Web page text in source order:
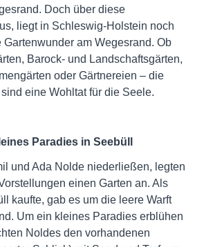
Doch über diese
liegt in Schleswig-Holstein noch
Gartenwunder am Wegesrand. Ob
Barock- und Landschaftsgärten,
oder Gärtnereien – die
eine Wohltat für die Seele.
Paradies in Seebüll
und Ada Nolde niederließen, legten
einen Garten an. Als
kaufte, gab es um die leere Warft
Um ein kleines Paradies erblühen
Noldes den vorhandenen